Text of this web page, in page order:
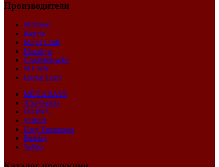
Производители
Shimano
Rapala
Major Craft
Marukyu
Graphiteleader
St.Croix
Lucky Craft
MEGABASS
Abu Garcia
DAIWA
Varivas
Gary Yamomoto
Berkley
Salmo